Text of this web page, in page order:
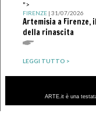
">
FIRENZE| 31/07/2026
Artemisia a Firenze,
della rinascita
LEGGI TUTTO >
ARTE.it è una